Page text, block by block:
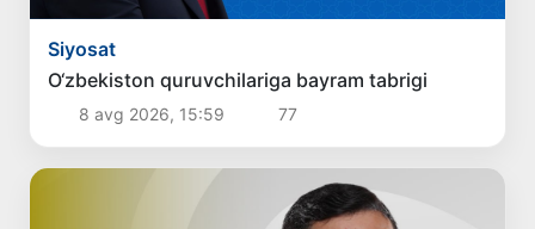
Siyosat
O‘zbekiston quruvchilariga bayram tabrigi
8 avg 2026, 15:59 77